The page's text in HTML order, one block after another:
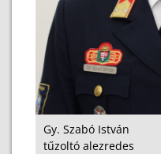
Gy. Szabó István
tűzoltó alezredes